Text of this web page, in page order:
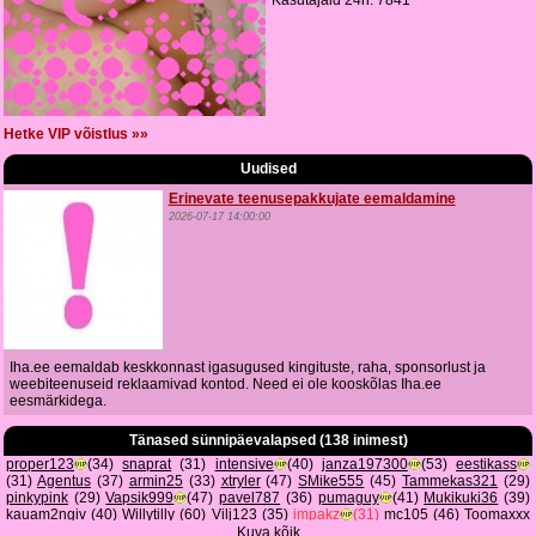
Hetke VIP võistlus »»
Uudised
Erinevate teenusepakkujate eemaldamine
2026-07-17 14:00:00
Iha.ee eemaldab keskkonnast igasugused kingituste, raha, sponsorlust ja
weebiteenuseid reklaamivad kontod. Need ei ole kooskõlas Iha.ee
eesmärkidega.
Tänased sünnipäevalapsed (138 inimest)
proper123
(34) snaprat(31) intensive (40) janza197300 (53) eestikass
(31) Agentus(37) armin25(33) xtryler(47) SMike555 (45) Tammekas321 (29)
pinkypink (29) Vapsik999 (47) pavel787 (36) pumaguy (41) Mukikuki36 (39)
kauam2ngiv (40) Willytilly (60) Vilj123(35) impakz (31) mc105(46) Toomaxxx
Timetofly
... Kuva kõik ...